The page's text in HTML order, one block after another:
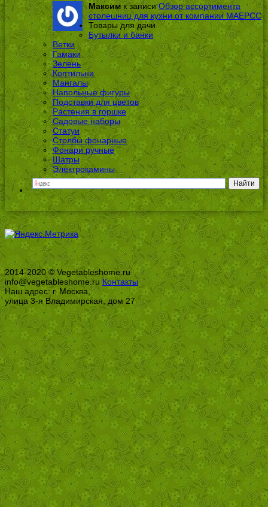
Максимк записиОбзор ассортимента
столешниц для кухни от компании МАЕРСС
Товары для дачи
Бутылки и банки
Ветки
Гамаки
Зелень
Коптильни
Мангалы
Напольные фигуры
Подставки для цветов
Растения в горшке
Садовые наборы
Статуи
Столбы фонарные
Фонари ручные
Шатры
Электрокамины
2014-2020 © Vegetableshome.ru
info@vegetableshome.ruКонтакты
Наш адрес: г. Москва,
улица 3-я Владимирская, дом 27